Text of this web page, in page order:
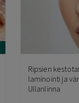
Ripsien
laminointi ja
Ullanlinna